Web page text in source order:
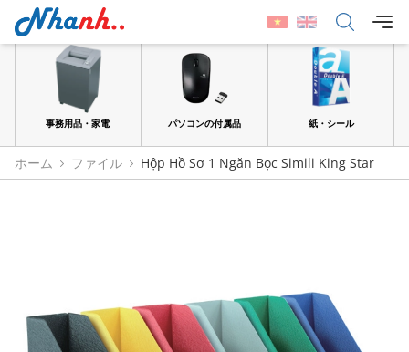
事務用品・家電 パソコンの付属品 紙・シール
ホーム ファイル Hộp Hồ Sơ 1 Ngăn Bọc Simili King Star